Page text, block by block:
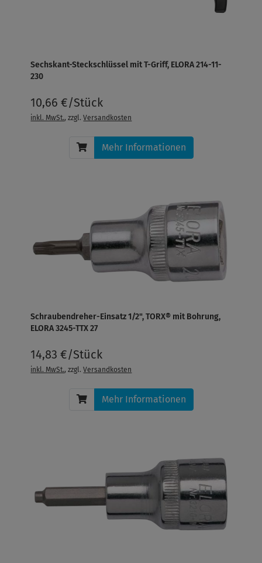
Sechskant-Steckschlüssel mit T-Griff, ELORA 214-11-
230
10,66 €/Stück
inkl. MwSt., zzgl.Versandkosten
Mehr Informationen
Schraubendreher-Einsatz 1/2", TORX® mit Bohrung,
ELORA 3245-TTX 27
14,83 €/Stück
inkl. MwSt., zzgl.Versandkosten
Mehr Informationen